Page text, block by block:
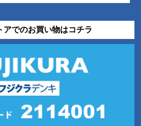
アでのお買い物はコチラ